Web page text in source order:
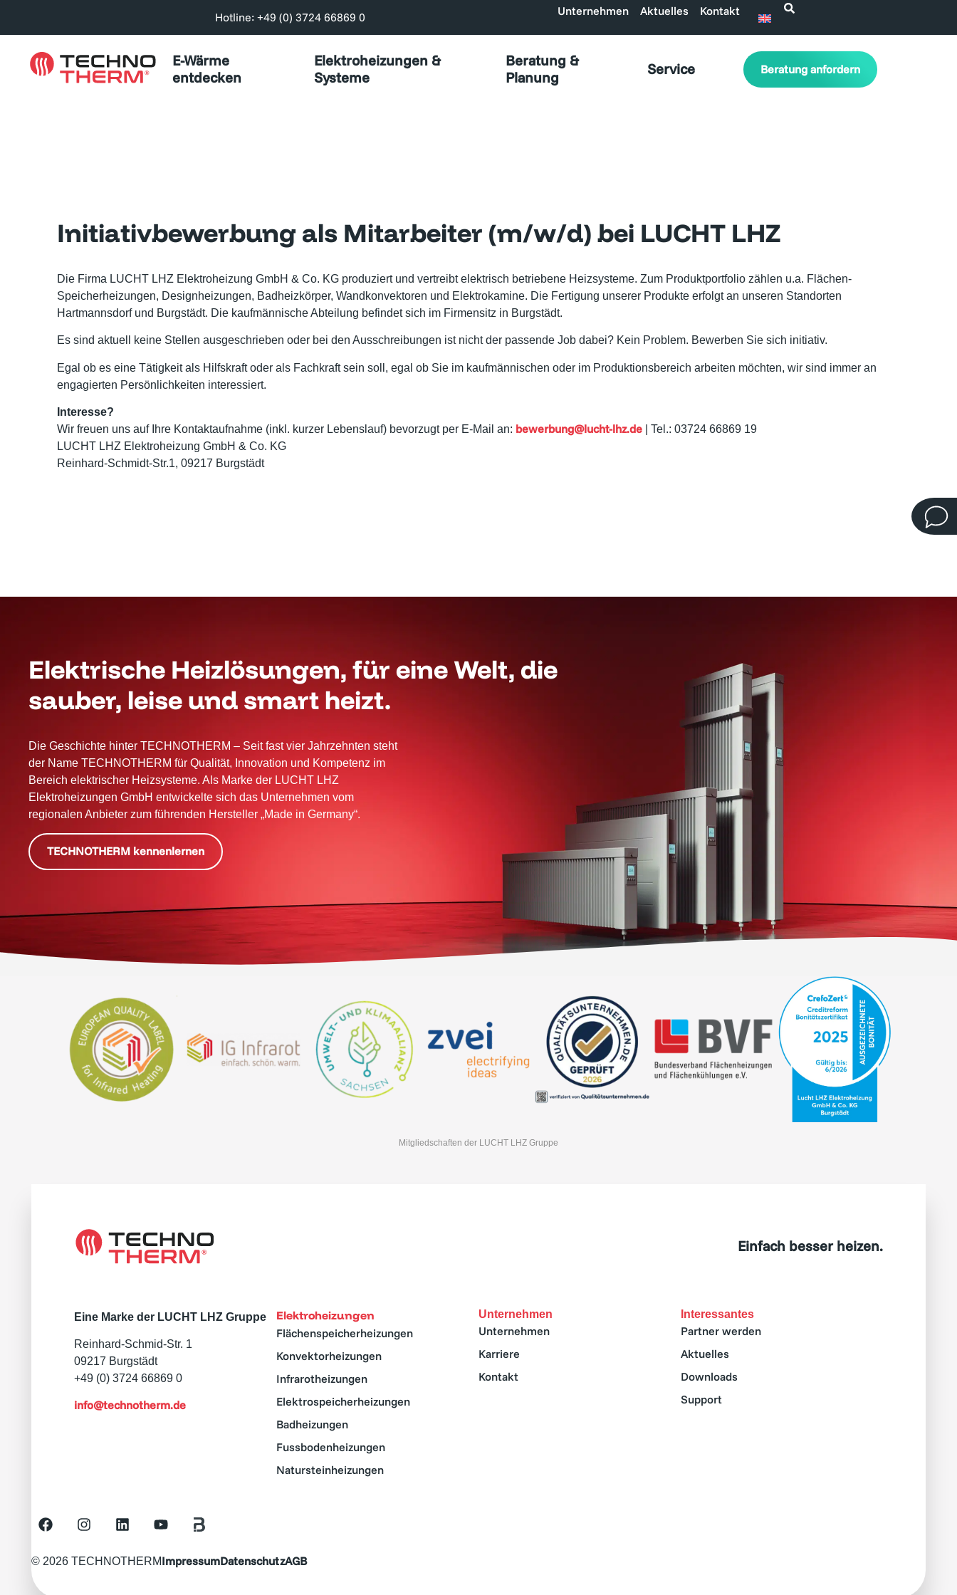
Hotline: +49 (0) 3724 66869 0 Unternehmen Aktuelles Kontakt
E-Wärme
entdecken
Elektroheizungen &
Systeme
Beratung &
Planung
Service Beratung anfordern
Initiativbewerbung als Mitarbeiter (m/w/d) bei LUCHT LHZ
Die Firma LUCHT LHZ Elektroheizung GmbH & Co. KG produziert und vertreibt elektrisch betriebene Heizsysteme. Zum Produktportfolio zählen u.a. Flächen-
Speicherheizungen, Designheizungen, Badheizkörper, Wandkonvektoren und Elektrokamine. Die Fertigung unserer Produkte erfolgt an unseren Standorten
Hartmannsdorf und Burgstädt. Die kaufmännische Abteilung befindet sich im Firmensitz in Burgstädt.
Es sind aktuell keine Stellen ausgeschrieben oder bei den Ausschreibungen ist nicht der passende Job dabei? Kein Problem. Bewerben Sie sich initiativ.
Egal ob es eine Tätigkeit als Hilfskraft oder als Fachkraft sein soll, egal ob Sie im kaufmännischen oder im Produktionsbereich arbeiten möchten, wir sind immer an
engagierten Persönlichkeiten interessiert.
Interesse?
Wir freuen uns auf Ihre Kontaktaufnahme (inkl. kurzer Lebenslauf) bevorzugt per E-Mail an: bewerbung@lucht-lhz.de | Tel.: 03724 66869 19
LUCHT LHZ Elektroheizung GmbH & Co. KG
Reinhard-Schmidt-Str.1, 09217 Burgstädt
Elektrische Heizlösungen, für eine Welt, die
sauber, leise und smart heizt.
Die Geschichte hinter TECHNOTHERM – Seit fast vier Jahrzehnten steht
der Name TECHNOTHERM für Qualität, Innovation und Kompetenz im
Bereich elektrischer Heizsysteme. Als Marke der LUCHT LHZ
Elektroheizungen GmbH entwickelte sich das Unternehmen vom
regionalen Anbieter zum führenden Hersteller „Made in Germany“.
TECHNOTHERM kennenlernen
Mitgliedschaften der LUCHT LHZ Gruppe
Einfach besser heizen.
Eine Marke der LUCHT LHZ Gruppe
Reinhard-Schmid-Str. 1
09217 Burgstädt
+49 (0) 3724 66869 0
info@technotherm.de
Elektroheizungen
Flächenspeicherheizungen
Konvektorheizungen
Infrarotheizungen
Elektrospeicherheizungen
Badheizungen
Fussbodenheizungen
Natursteinheizungen
Unternehmen
Unternehmen
Karriere
Kontakt
Interessantes
Partner werden
Aktuelles
Downloads
Support
© 2026 TECHNOTHERMImpressumDatenschutzAGB